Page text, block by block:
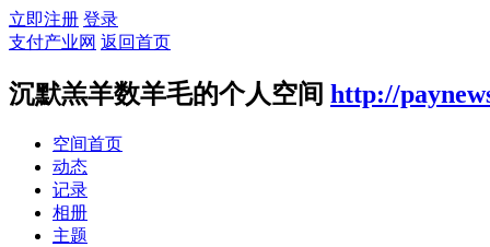
立即注册 登录
支付产业网 返回首页
沉默羔羊数羊毛的个人空间 http://
空间首页
动态
记录
相册
主题